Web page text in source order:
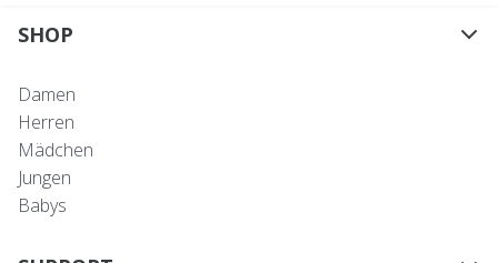
SHOP
Damen
Herren
Mädchen
Jungen
Babys